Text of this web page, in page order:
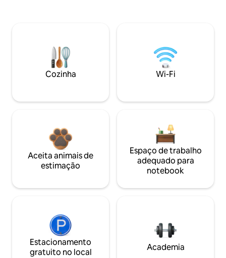
Cozinha Wi-Fi
Aceita animais de
estimação
Espaço de trabalho
adequado para
notebook
Estacionamento
gratuito no local
Academia